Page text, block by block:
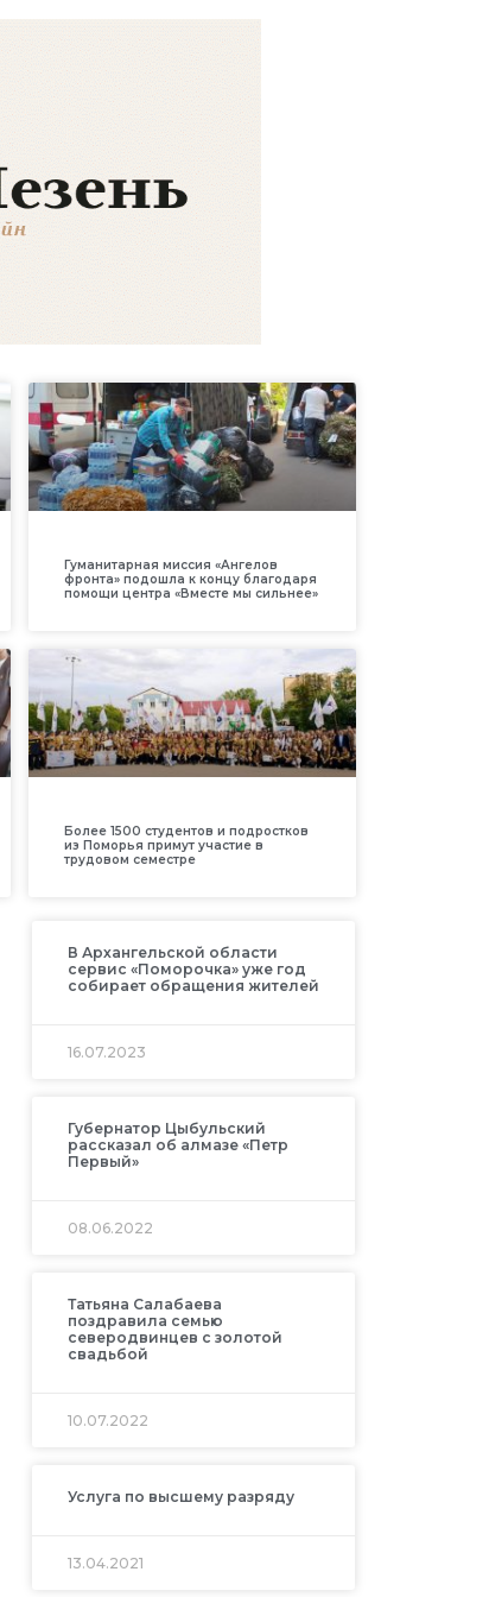
Гуманитарная миссия «Ангелов
фронта» подошла к концу благодаря
помощи центра «Вместе мы сильнее»
Более 1500 студентов и подростков
из Поморья примут участие в
трудовом семестре
В Архангельской области
сервис «Поморочка» уже год
собирает обращения жителей
16.07.2023
Губернатор Цыбульский
рассказал об алмазе «Петр
Первый»
08.06.2022
Татьяна Салабаева
поздравила семью
северодвинцев с золотой
свадьбой
10.07.2022
Услуга по высшему разряду
13.04.2021